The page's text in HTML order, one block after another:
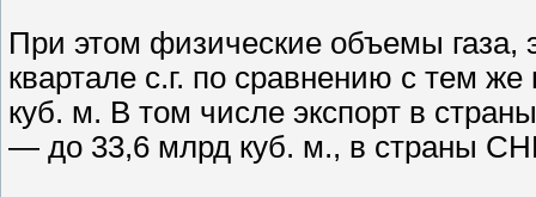
При этом физические объемы газа,
квартале с.г. по сравнению с тем
куб. м. В том числе экспорт в
— до 33,6 млрд куб. м., в страны